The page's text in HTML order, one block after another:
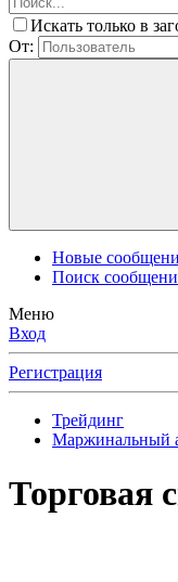
Искать только в
От:
Новые
Поиск
Меню
Вход
Регистрация
Трейдинг
Маржинальный
Торговая